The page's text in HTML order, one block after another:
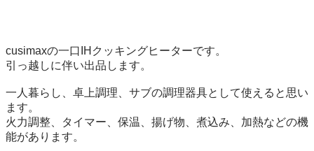
cusimaxの一口IHクッキングヒーターです。
引っ越しに伴い出品します。
一人暮らし、卓上調理、サブの調理器具として使えると思い
ます。
火力調整、タイマー、保温、揚げ物、煮込み、加熱などの機
能があります。